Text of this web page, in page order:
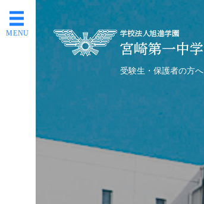
受験生・保護者の方へ
MENU